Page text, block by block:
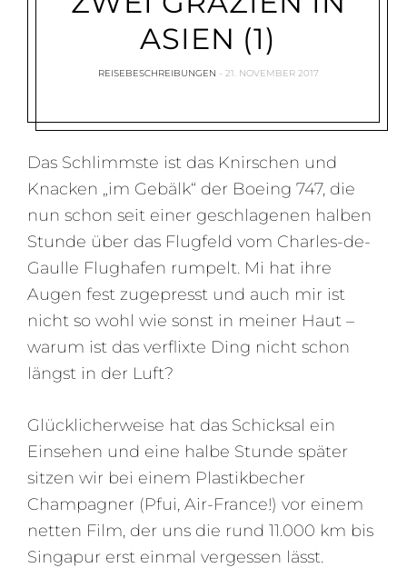
ASIEN (1)
REISEBESCHREIBUNGEN 21. NOVEMBER 2017
Das Schlimmste ist das Knirschen und
Knacken „im Gebälk“ der Boeing 747, die
nun schon seit einer geschlagenen halben
Stunde über das Flugfeld vom Charles-de-
Gaulle Flughafen rumpelt. Mi hat ihre
Augen fest zugepresst und auch mir ist
nicht so wohl wie sonst in meiner Haut –
warum ist das verflixte Ding nicht schon
längst in der Luft?
Glücklicherweise hat das Schicksal ein
Einsehen und eine halbe Stunde später
sitzen wir bei einem Plastikbecher
Champagner (Pfui, Air-France!) vor einem
netten Film, der uns die rund 11.000 km bis
Singapur erst einmal vergessen lässt.